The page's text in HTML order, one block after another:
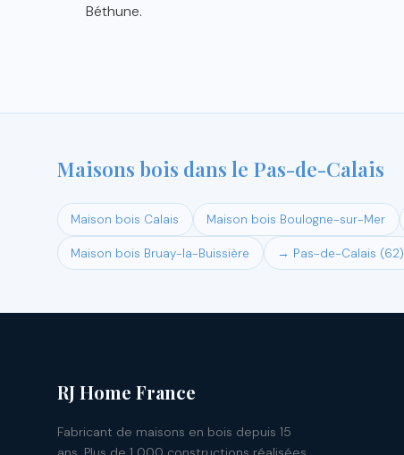
Béthune.
Maisons bois dans le Pas-de-Calais
Maison bois Calais Maison bois Boulogne-sur-Mer
Maison bois Bruay-la-Buissière → Pas-de-Calais (62)
RJ Home France
Fabricant de maisons en bois depuis 15